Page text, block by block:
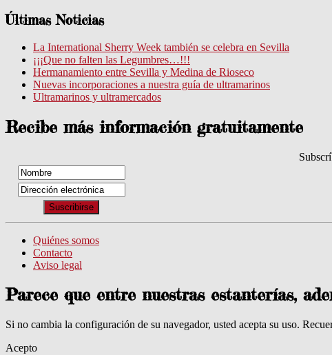
Últimas Noticias
La International Sherry Week también se celebra en Sevilla
¡¡¡Que no falten las Legumbres…!!!
Hermanamiento entre Sevilla y Medina de Rioseco
Nuevas incorporaciones a nuestra guía de ultramarinos
Ultramarinos y ultramercados
Recibe más información gratuitamente
Quiénes somos
Contacto
Aviso legal
Parece que entre nuestras estanterías,
Si no cambia la configuración de su navegador, usted acepta su uso.
Acepto